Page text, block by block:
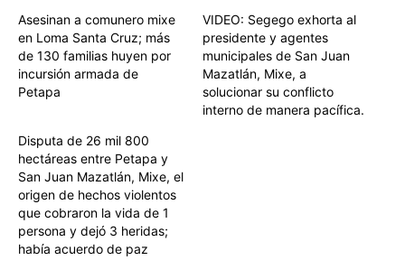
Asesinan a comunero mixe
en Loma Santa Cruz; más
de 130 familias huyen por
incursión armada de
Petapa
VIDEO: Segego exhorta al
presidente y agentes
municipales de San Juan
Mazatlán, Mixe, a
solucionar su conflicto
interno de manera pacífica.
Disputa de 26 mil 800
hectáreas entre Petapa y
San Juan Mazatlán, Mixe, el
origen de hechos violentos
que cobraron la vida de 1
persona y dejó 3 heridas;
había acuerdo de paz